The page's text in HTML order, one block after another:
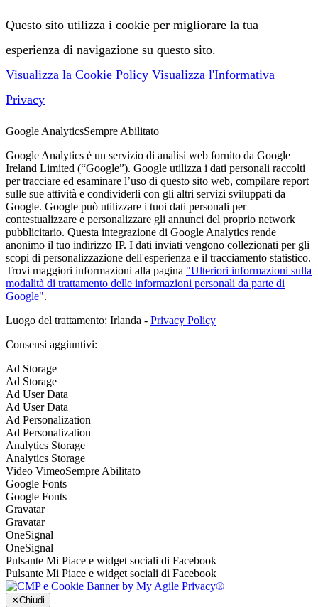
Questo sito utilizza i cookie per migliorare la tua
esperienza di navigazione su questo sito.
Visualizza la Cookie Policy Visualizza l'Informativa
Privacy
Google AnalyticsSempre Abilitato
Google Analytics è un servizio di analisi web fornito da Google
Ireland Limited (“Google”). Google utilizza i dati personali raccolti
per tracciare ed esaminare l’uso di questo sito web, compilare report
sulle sue attività e condividerli con gli altri servizi sviluppati da
Google. Google può utilizzare i tuoi dati personali per
contestualizzare e personalizzare gli annunci del proprio network
pubblicitario. Questa integrazione di Google Analytics rende
anonimo il tuo indirizzo IP. I dati inviati vengono collezionati per gli
scopi di personalizzazione dell'esperienza e il tracciamento statistico.
Trovi maggiori informazioni alla pagina "Ulteriori informazioni sulla
modalità di trattamento delle informazioni personali da parte di
Google".
Luogo del trattamento: Irlanda - Privacy Policy
Consensi aggiuntivi:
Ad Storage
Ad Storage
Ad User Data
Ad User Data
Ad Personalization
Ad Personalization
Analytics Storage
Analytics Storage
Video VimeoSempre Abilitato
Google Fonts
Google Fonts
Gravatar
Gravatar
OneSignal
OneSignal
Pulsante Mi Piace e widget sociali di Facebook
Pulsante Mi Piace e widget sociali di Facebook
✕Chiudi